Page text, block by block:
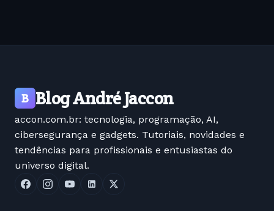
B Blog André Jaccon
accon.com.br: tecnologia, programação, AI,
cibersegurança e gadgets. Tutoriais, novidades e
tendências para profissionais e entusiastas do
universo digital.